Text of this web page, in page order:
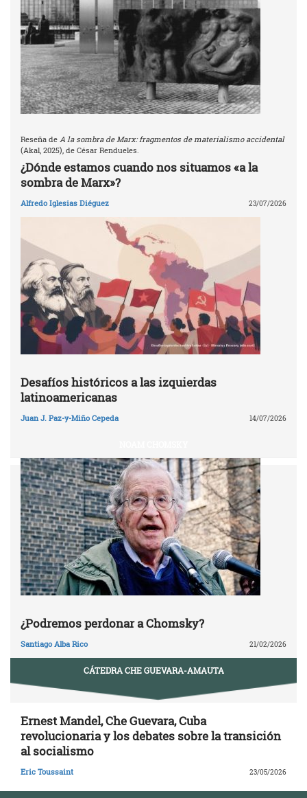
Reseña de A la sombra de Marx: fragmentos de materialismo accidental
(Akal, 2025), de César Rendueles.
¿Dónde estamos cuando nos situamos «a la
sombra de Marx»?
Alfredo Iglesias Diéguez 23/07/2026
Desafíos históricos a las izquierdas
latinoamericanas
Juan J. Paz-y-Miño Cepeda 14/07/2026
¿Podremos perdonar a Chomsky?
Santiago Alba Rico 21/02/2026
CÁTEDRA CHE GUEVARA-AMAUTA
Ernest Mandel, Che Guevara, Cuba
revolucionaria y los debates sobre la transición
al socialismo
Eric Toussaint 23/05/2026